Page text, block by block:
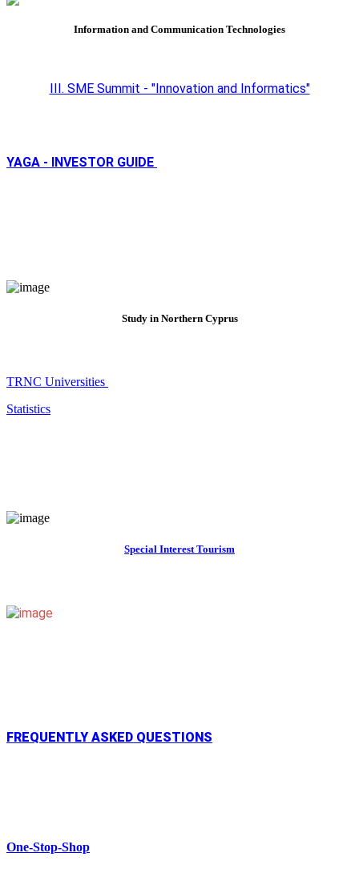
Information and Communication Technologies
III. SME Summit - "Innovation and Informatics"
YAGA - INVESTOR GUIDE
Study in Northern Cyprus
TRNC Universities
Statistics
Special Interest Tourism
FREQUENTLY ASKED QUESTIONS
One-Stop-Shop